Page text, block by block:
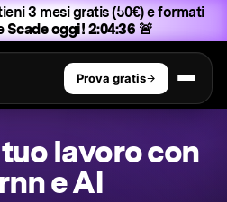
3 mesi gratis (50€) e formati
Scade oggi! 2:04:35 🚨
Prova gratis
lavoro con
e AI